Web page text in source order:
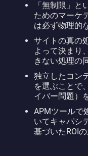
「無制限」
ためのマーケ
は必ず物理的
サイトの真の
よって決まり
きない処理の
独立したコン
を選ぶことで
イバー問題）
APMツールで
いてキャパシ
基づいたROI